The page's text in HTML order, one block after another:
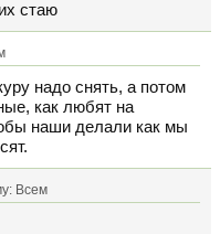
стаю
надо снять, а потом
как любят на
наши делали как мы
Всем